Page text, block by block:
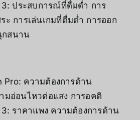
ประสบการณ์ที่ดื่มด่ำ การ
ะ การเล่นเกมที่ดื่มด่ำ การออก
กสนาน
Pro: ความต้องการด้าน
มอ่อนไหวต่อแสง การอคติ
ราคาแพง ความต้องการด้าน